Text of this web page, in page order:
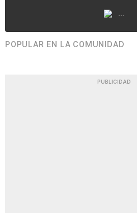
...
POPULAR EN LA COMUNIDAD
PUBLICIDAD